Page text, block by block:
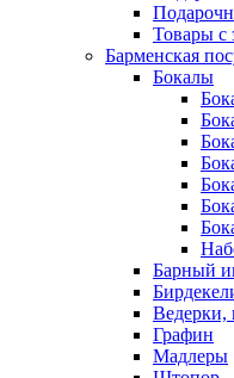
Товары с
Барменская
Бокалы
Барный
Ведерки,
Графин
Мадлеры